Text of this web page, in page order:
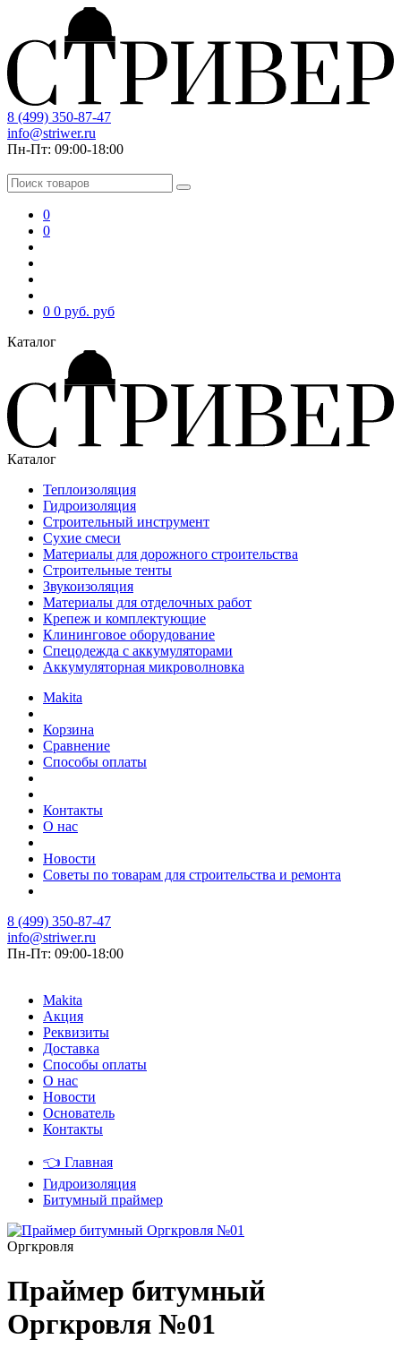
8 (499) 350-87-47
info@striwer.ru
Пн-Пт: 09:00-18:00
0
0
0 0 руб. руб
Каталог
Каталог
Теплоизоляция
Гидроизоляция
Строительный инструмент
Сухие смеси
Материалы для дорожного строительства
Строительные тенты
Звукоизоляция
Материалы для отделочных работ
Крепеж и комплектующие
Клининговое оборудование
Спецодежда с аккумуляторами
Аккумуляторная микроволновка
Makita
Корзина
Сравнение
Способы оплаты
Контакты
О нас
Новости
Советы по товарам для строительства и ремонта
8 (499) 350-87-47
info@striwer.ru
Пн-Пт: 09:00-18:00
Makita
Акция
Реквизиты
Доставка
Способы оплаты
О нас
Новости
Основатель
Контакты
👈 Главная
Гидроизоляция
Битумный праймер
Оргкровля
Праймер битумный
Оргкровля №01